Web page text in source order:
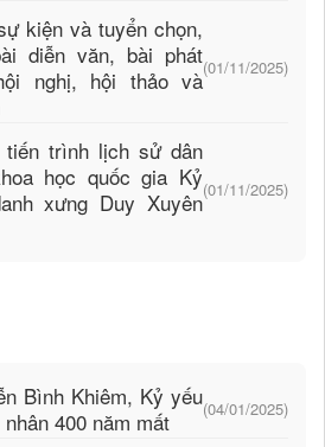
kiện và tuyển chọn,
diễn văn, bài phát
nghị, hội thảo và(01/11/2025)
tiến trình lịch sử dân
học quốc gia Kỷ
xưng Duy Xuyên(01/11/2025)
Bình Khiêm, Kỷ yếu
400 năm mất
(04/01/2025)